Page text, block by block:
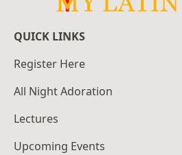
QUICK LINKS
Register Here
All Night Adoration
Lectures
Upcoming Events